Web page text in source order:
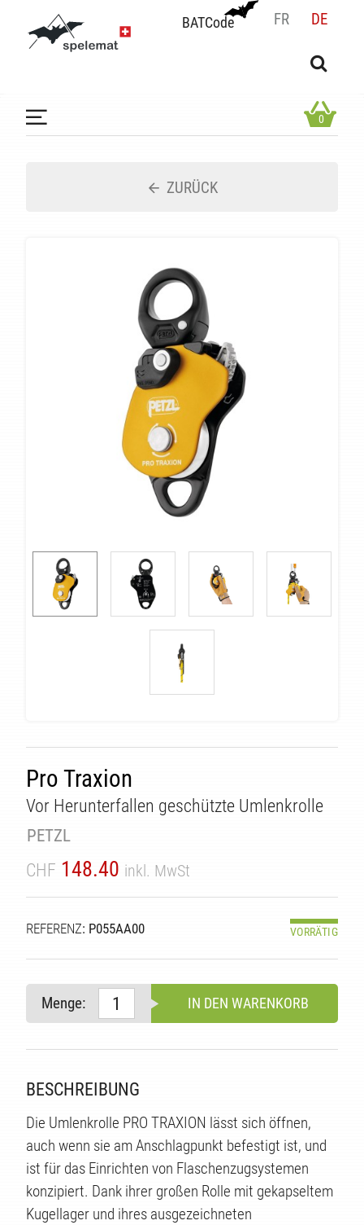
BATCode FR DE
BATCode
OK
0
ZURÜCK
Pro Traxion
Vor Herunterfallen geschützte Umlenkrolle
PETZL
CHF 148.40 inkl. MwSt
REFERENZ: P055AA00 VORRÄTIG
Menge: IN DEN WARENKORB
BESCHREIBUNG
Die Umlenkrolle PRO TRAXION lässt sich öffnen,
auch wenn sie am Anschlagpunkt befestigt ist, und
ist für das Einrichten von Flaschenzugsystemen
konzipiert. Dank ihrer großen Rolle mit gekapseltem
Kugellager und ihres ausgezeichneten